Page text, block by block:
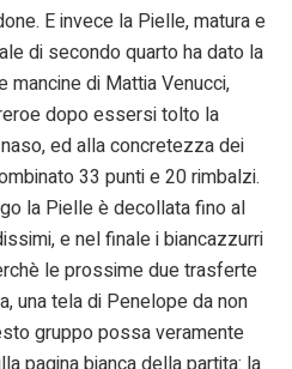
E invece la Pielle, matura e
di secondo quarto ha dato la
di Mattia Venucci,
dopo essersi tolto la
ed alla concretezza dei
33 punti e 20 rimbalzi.
la Pielle è decollata fino al
e nel finale i biancazzurri
le prossime due trasferte
una tela di Penelope da non
gruppo possa veramente